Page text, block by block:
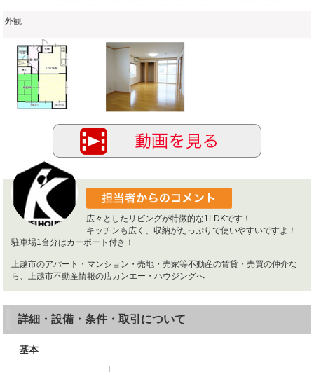
外観
広々としたリビングが特徴的な1LDKです！
キッチンも広く、収納がたっぷりで使いやすいですよ！
駐車場1台分はカーポート付き！
上越市のアパート・マンション・売地・売家等不動産の賃貸・売買の仲介な
ら、上越市不動産情報の店カンエー・ハウジングへ
詳細・設備・条件・取引について
基本